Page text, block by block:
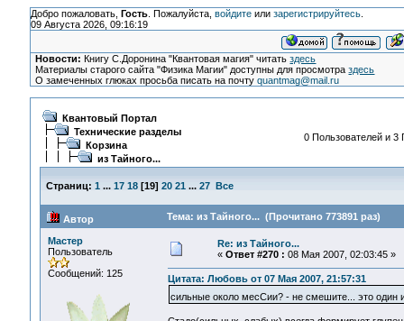
Добро пожаловать, Гость. Пожалуйста, войдитеили зарегистрируйтесь.
09 Августа 2026, 09:16:19
Новости: Книгу С.Доронина "Квантовая магия" читатьздесь
Материалы старого сайта "Физика Магии" доступны для просмотраздесь
О замеченных глюках просьба писать на почтуquantmag@mail.ru
Квантовый Портал
Технические разделы
Корзина
из Тайного...
0 Пользователей и 3
Страниц: 1 ... 17 18[19] 20 21 ... 27 Все
Автор Тема: из Тайного... (Прочитано 773891 раз)
Мастер
Пользователь
Сообщений: 125
Re: из Тайного...
« Ответ #270 : 08 Мая 2007, 02:03:45 »
Цитата: Любовь от 07 Мая 2007, 21:57:31
сильные около месСии? - не смешите... это один